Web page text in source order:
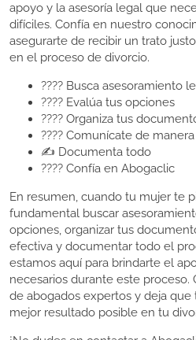
apoyo y la asesoría legal que
difíciles. Confía en nuestro
asegurarte de recibir un trato
en el proceso de divorcio.
???? Busca asesoramiento
???? Evalúa tus opciones
???? Organiza tus
???? Comunícate de
✍️ Documenta todo
???? Confía en Abogaclic
En resumen, cuando tu mujer te
fundamental buscar
opciones, organizar tus
efectiva y documentar todo el
estamos aquí para brindarte el
necesarios durante este
de abogados expertos y deja
mejor resultado posible en tu